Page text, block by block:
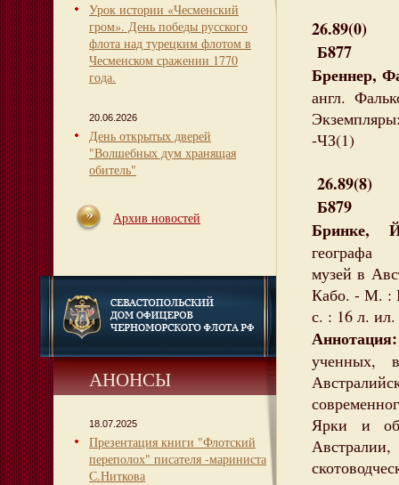
Урок истории «Чесменский
гром». День победы русского
флота над турецким флотом в
Чесменском сражении 1770
года.
20.06.2026
День открытых дверей
"Волшебных дум хранящая
обитель"
Архив новостей
АНОНСЫ
18.07.2025
Презентация книги "Флотский
переполох" писателя -мариниста
С.Ниткова
26.89(0)
Б877
Бреннер,
англ.
-ЧЗ(1)
26.89(8)
Б879
Бринке,
географа
музей в
Кабо. - М. :
с. : 16 л.
ученных,
Ярки и